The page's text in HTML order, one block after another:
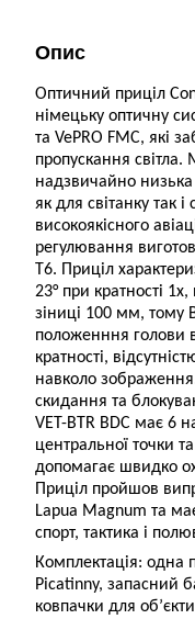
Опис
Оптичний приціл
німецьку оптичну
та VePRO FMC, які
пропускання
надзвичайно низька
як для світанку так і
високоякісного
регулювання
T6. Приціл
23° при кратності
зіниці 100 мм, тому
положенння голови
кратності,
навколо
скидання та
VET-BTR BDC має 6
центральної точки
допомагає швидко
Приціл пройшов
Lapua Magnum та
спорт, тактика і
Комплектація: одна
Picatinny, запасний
ковпачки для